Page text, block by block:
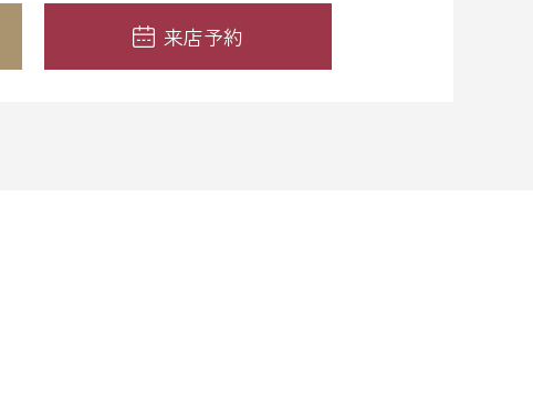
来店予約